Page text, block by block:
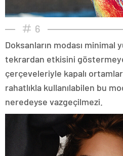
6
Doksanların modası minimal
tekrardan etkisini
çerçeveleriyle kapalı
rahatlıkla kullanılabilen bu
neredeyse vazgeçilmezi.